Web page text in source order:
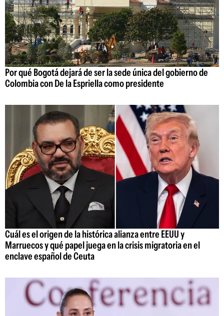
Por qué Bogotá dejará de ser la sede única del gobierno de
Colombia con De la Espriella como presidente
Cuál es el origen de la histórica alianza entre EEUU y
Marruecos y qué papel juega en la crisis migratoria en el
enclave español de Ceuta